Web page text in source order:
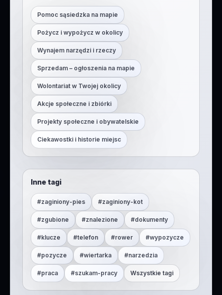
Pomoc sąsiedzka na mapie
Pożycz i wypożycz w okolicy
Wynajem narzędzi i rzeczy
Sprzedam – ogłoszenia na mapie
Wolontariat w Twojej okolicy
Akcje społeczne i zbiórki
Projekty społeczne i obywatelskie
Ciekawostki i historie miejsc
Inne tagi
#zaginiony-pies #zaginiony-kot
#zgubione #znalezione #dokumenty
#klucze #telefon #rower #wypozycze
#pozycze #wiertarka #narzedzia
#praca #szukam-pracy Wszystkie tagi